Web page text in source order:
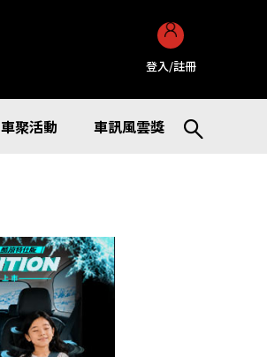
登入/註冊
車聚活動 車訊風雲獎